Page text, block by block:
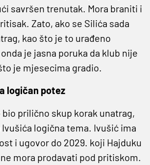
savršen trenutak. Mora braniti i
Zato, ako se Silića sada
kao što je to urađeno
je jasna poruka da klub nije
je mjesecima gradio.
logičan potez
bio prilično skup korak unatrag,
logična tema. Ivušić ima
i ugovor do 2029. koji Hajduku
mora prodavati pod pritiskom.